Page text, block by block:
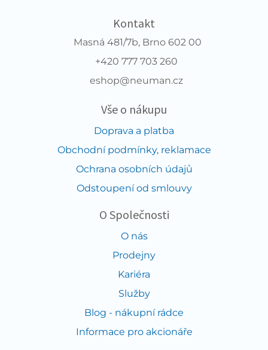
Kontakt
Masná 481/7b, Brno 602 00
+420 777 703 260
eshop@neuman.cz
Vše o nákupu
Doprava a platba
Obchodní podmínky, reklamace
Ochrana osobních údajů
Odstoupení od smlouvy
O Společnosti
O nás
Prodejny
Kariéra
Služby
Blog - nákupní rádce
Informace pro akcionáře